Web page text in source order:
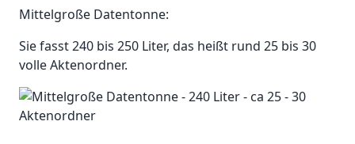
Mittelgroße Datentonne:
Sie fasst 240 bis 250 Liter, das heißt rund 25 bis 30
volle Aktenordner.